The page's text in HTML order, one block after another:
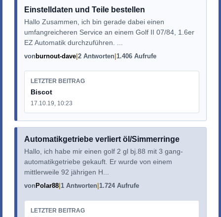
Einstelldaten und Teile bestellen
Hallo Zusammen, ich bin gerade dabei einen
umfangreicheren Service an einem Golf II 07/84, 1.6er
EZ Automatik durchzuführen. ...
vonburnout-dave 2 Antworten 1.406 Aufrufe
LETZTER BEITRAG
Biscot
17.10.19, 10:23
Automatikgetriebe verliert öl/Simmerringe
Hallo, ich habe mir einen golf 2 gl bj.88 mit 3 gang-
automatikgetriebe gekauft. Er wurde von einem
mittlerweile 92 jährigen H...
von Polar88 1 Antworten 1.724 Aufrufe
LETZTER BEITRAG